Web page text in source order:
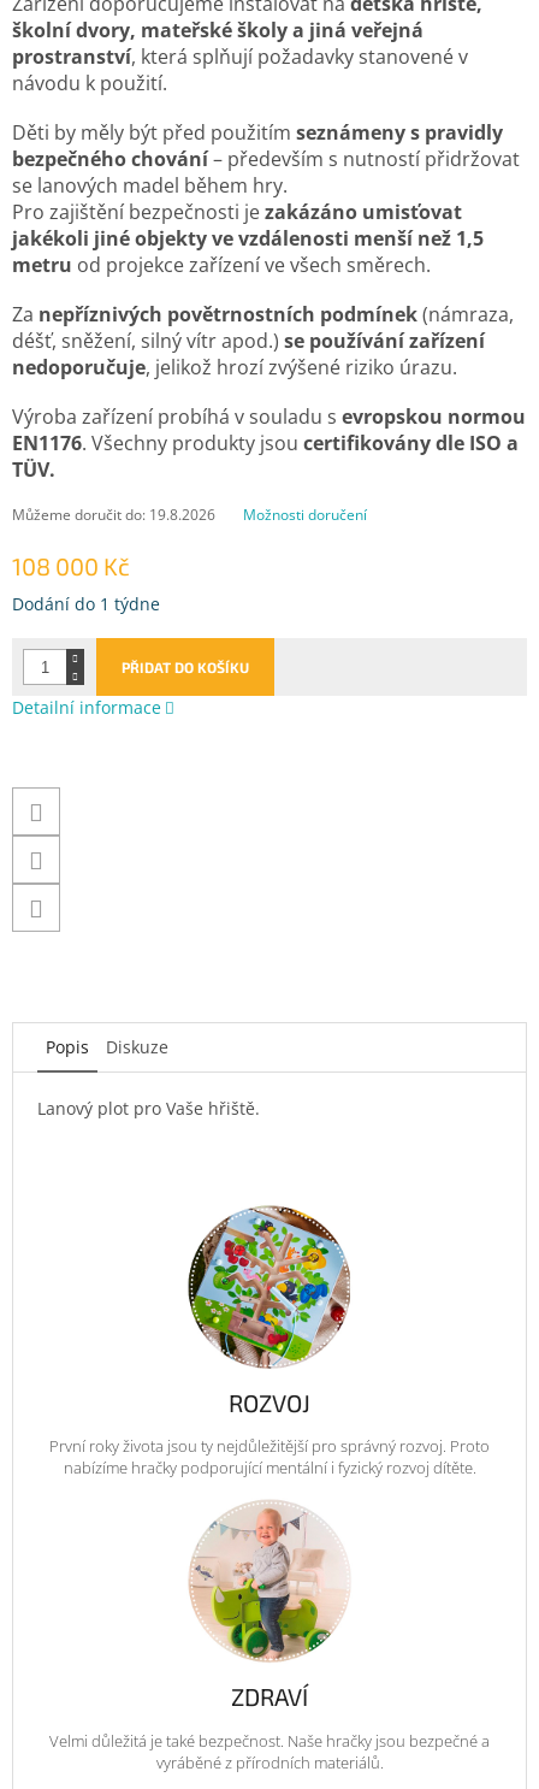
108 000 Kč
Měrná
Dodání do 1 týdne
Můžeme doručit do: 19.8.2026 Možnosti doručení
PŘIDAT DO KOŠÍKU
školní dvory, mateřské školy a jiná veřejná
prostranství, která splňují požadavky stanovené v
návodu k použití.
Děti by měly být před použitím seznámeny s pravidly
bezpečného chování– především s nutností přidržovat
se lanových madel během hry.
Pro zajištění bezpečnosti jezakázáno umisťovat
jakékoli jiné objekty ve vzdálenosti menší než 1,5
metru od projekce zařízení ve všech směrech.
Za nepříznivých povětrnostních podmínek(námraza,
déšť, sněžení, silný vítr apod.) se používání zařízení
nedoporučuje, jelikož hrozí zvýšené riziko úrazu.
Výroba zařízení probíhá v souladu s evropskou normou
EN1176. Všechny produkty jsou certifikovány dle ISO a
TÜV.
Detailní informace
Popis Diskuze
Lanový plot pro Vaše hřiště.
ROZVOJ
První roky života jsou ty nejdůležitější pro správný rozvoj. Proto
nabízíme hračky podporující mentální i fyzický rozvoj dítěte.
ZDRAVÍ
Velmi důležitá je také bezpečnost. Naše hračky jsou bezpečné a
vyráběné z přírodních materiálů.